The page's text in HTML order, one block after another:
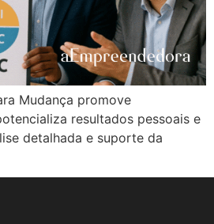
Mudança promove
resultados pessoais e
detalhada e suporte da